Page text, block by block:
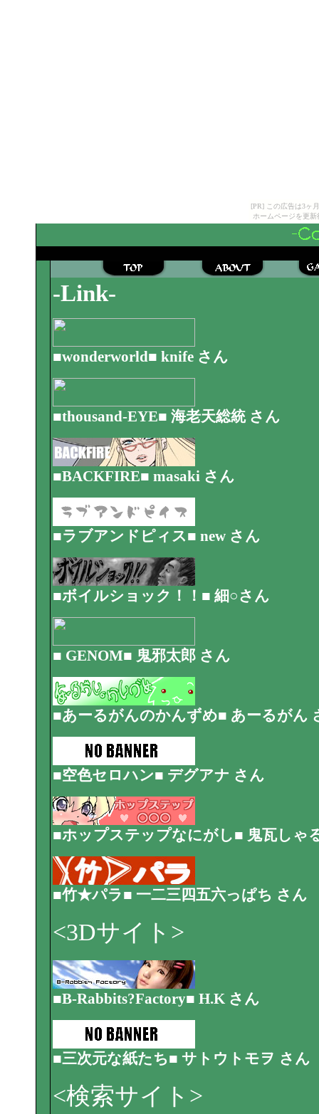
[PR] この広告は3ヶ
ホームページを更
-Link-
■wonderworld■ knife さん
■thousand-EYE■ 海老天総統 さん
■BACKFIRE■ masaki さん
■ラブアンドピィス■ new さん
■ボイルショック！！■ 細○さん
■ GENOM■ 鬼邪太郎 さん
■あーるがんのかんずめ■ あーるがん
■空色セロハン■ デグアナ さん
■ホップステップなにがし■ 鬼瓦しゃ
■竹★パラ■ 一二三四五六っぱち さん
<3Dサイト>
■B-Rabbits?Factory■ H.K さん
■三次元な紙たち■ サトウトモヲ さん
<検索サイト>